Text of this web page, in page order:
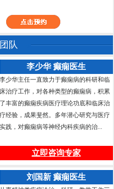
队
李少华 癫痫医生
李少华主任一直致力于癫痫病的科研和临
床治疗工作，对各种类型的癫痫病，积累
了丰富的癫痫疾病医疗理论功底和临床治
疗经验，成果斐然。多年潜心研究与医疗
实践，对癫痫病等神经内科疾病的治...
立即咨询专家
刘国新 癫痫医生